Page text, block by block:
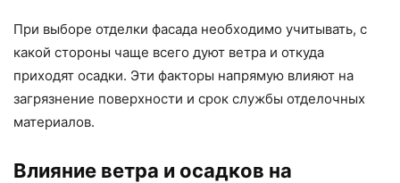
При выборе отделки фасада необходимо учитывать, с
какой стороны чаще всего дуют ветра и откуда
приходят осадки. Эти факторы напрямую влияют на
загрязнение поверхности и срок службы отделочных
материалов.
Влияние ветра и осадков на